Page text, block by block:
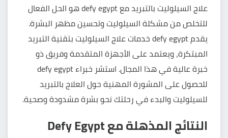
علاج السيلوليت بالتبريد مع defy egypt هو الحل الفعال
للتخلص من مشكلة السيلوليت وتحسين مظهر البشرة.
يقدم defy egypt خدمات علاج السيلوليت بتقنية التبريد
المبتكرة، ويعتمد على الأجهزة المتقدمة وفريق ذو
خبرة عالية في هذا المجال. استشر خبراء defy egypt
للحصول على المشورة المهنية حول العلاج بالتبريد
للسيلوليت والبدء في رحلتك نحو بشرة مشدودة وصحية.
النتائج المذهلة مع Defy Egypt